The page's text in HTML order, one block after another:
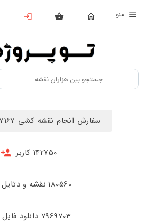
بستن
محصولات
تهیه
اشتراک
سفارش انجام نقشه کشی 09170547167
142750 کاربر
180560 نقشه و دتایل
7969703 دانلود فایل